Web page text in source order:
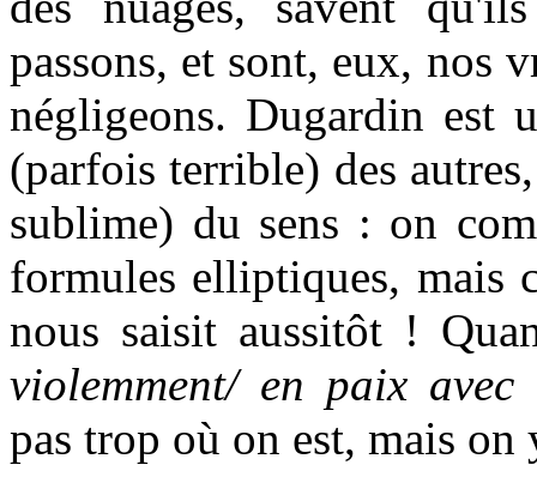
passons, et sont, eux, nos
négligeons. Dugardin est
(parfois terrible) des
sublime) du sens : on
formules elliptiques, mais
nous saisit aussitôt !
violemment/ en paix avec
pas trop où on est, mais on